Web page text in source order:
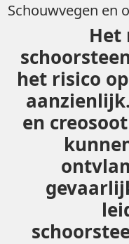
Schouwvegen en
Het
het risico
en